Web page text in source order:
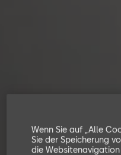
Wenn Sie auf „Alle
Sie der Speicherung
die